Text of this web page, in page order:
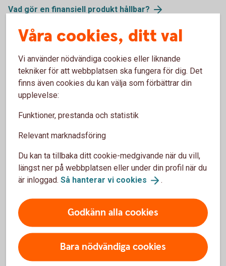
Vad gör en finansiell produkt hållbar?
För att kunna hjälpa dig att få ett hållbart sparande ställer vi
några frågor till dig kring hållbarhet. Dessa gäller bland
annat vad du har för önskemål och krav på hållbarhet i
att bestämma hur stor del av investeringen som ska vara
hållbar, enligt till exempel taxonomin.
Finansiella produkter som undviker negativa
konsekvenser
Våra cookies, ditt val
Vi använder nödvändiga cookies eller liknande
tekniker för att webbplatsen ska fungera för dig. Det
finns även cookies du kan välja som förbättrar din
upplevelse:
Funktioner, prestanda och statistik
Relevant marknadsföring
Du kan ta tillbaka ditt cookie-medgivande när du vill,
längst ner på webbplatsen eller under din profil när du
är inloggad. Så hanterar vi cookies .
Godkänn alla cookies
Bara nödvändiga cookies